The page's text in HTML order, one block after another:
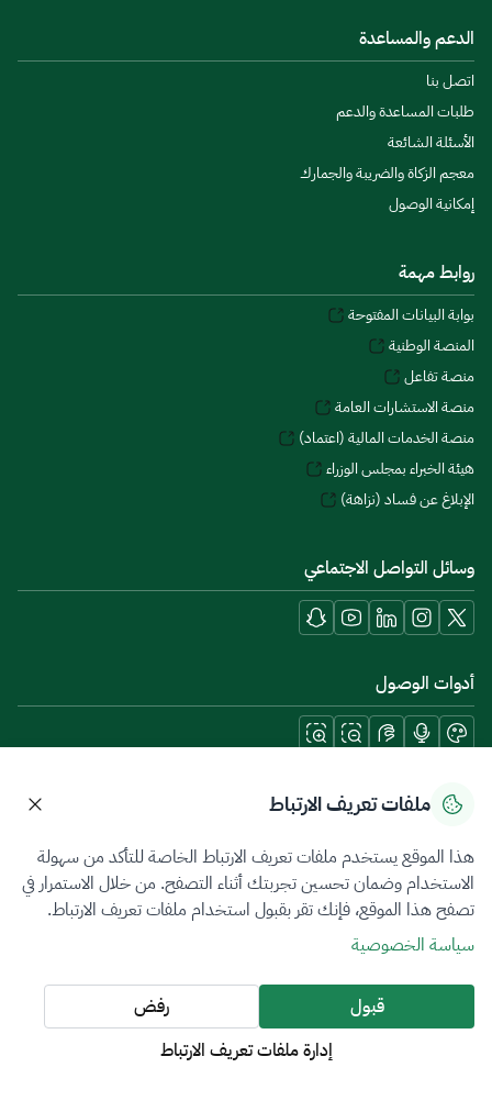
الدعم والمساعدة
اتصل بنا
طلبات المساعدة والدعم
الأسئلة الشائعة
معجم الزكاة والضريبة والجمارك
إمكانية الوصول
روابط مهمة
بوابة البيانات المفتوحة
المنصة الوطنية
منصة تفاعل
منصة الاستشارات العامة
منصة الخدمات المالية (اعتماد)
هيئة الخبراء بمجلس الوزراء
الإبلاغ عن فساد (نزاهة)
وسائل التواصل الاجتماعي
أدوات الوصول
حمل تطبيقات الجوال
سياسة الخصوصية شروط الاستخدام خريطة الموقع
جميع الحقوق محفوظة 2026 © ZATCA.GOV.SA
تم تطويره وصيانته بواسطة هيئة الزكاة والضريبة والجمارك
ملفات تعريف الارتباط
هذا الموقع يستخدم ملفات تعريف الارتباط الخاصة للتأكد من سهولة
الاستخدام وضمان تحسين تجربتك أثناء التصفح. من خلال الاستمرار في
تصفح هذا الموقع، فإنك تقر بقبول استخدام ملفات تعريف الارتباط.
سياسة الخصوصية
قبول
رفض
إدارة ملفات تعريف الارتباط